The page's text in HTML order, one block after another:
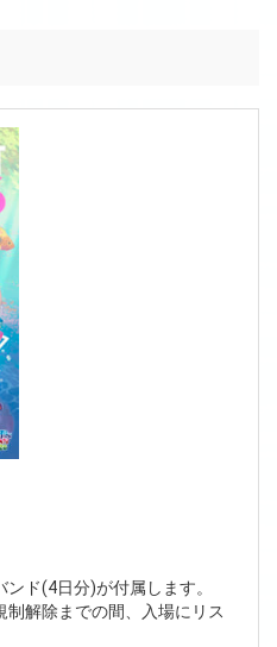
ド(4日分)が付属します。
解除までの間、入場にリス